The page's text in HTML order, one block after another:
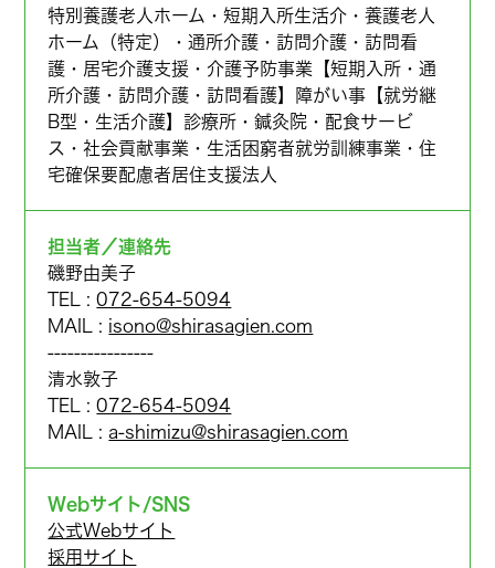
特別養護老人ホーム・短期入所生活介・養護老人
ホーム（特定）・通所介護・訪問介護・訪問看
護・居宅介護支援・介護予防事業【短期入所・通
所介護・訪問介護・訪問看護】障がい事【就労継
B型・生活介護】診療所・鍼灸院・配食サービ
ス・社会貢献事業・生活困窮者就労訓練事業・住
宅確保要配慮者居住支援法人
担当者／連絡先
磯野由美子
TEL :072-654-5094
MAIL : isono@shirasagien.com
----------------
清水敦子
TEL :072-654-5094
MAIL : a-shimizu@shirasagien.com
Webサイト/SNS
公式Webサイト
採用サイト